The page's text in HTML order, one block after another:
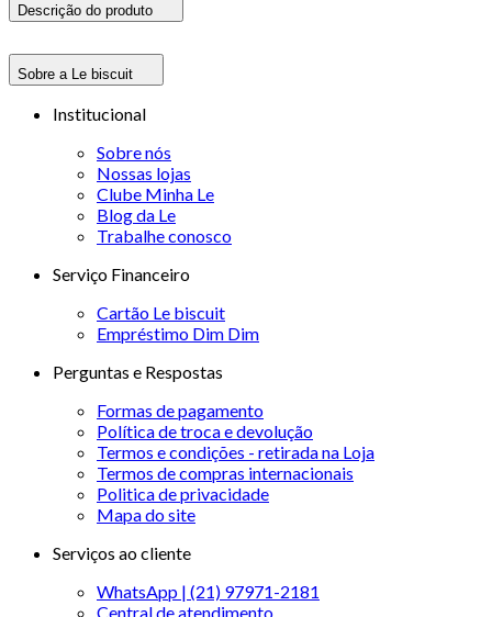
Descrição do produto
Sobre a Le biscuit
Institucional
Sobre nós
Nossas lojas
Clube Minha Le
Blog da Le
Trabalhe conosco
Serviço Financeiro
Cartão Le biscuit
Empréstimo Dim Dim
Perguntas e Respostas
Formas de pagamento
Política de troca e devolução
Termos e condições - retirada na Loja
Termos de compras internacionais
Politica de privacidade
Mapa do site
Serviços ao cliente
WhatsApp | (21) 97971-2181
Central de atendimento